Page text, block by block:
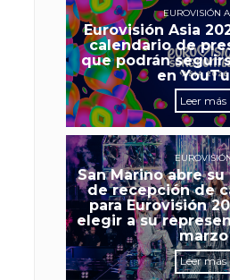
EUROVISIÓN
Eurovisión Asia
calendario de
que podrán
en
Leer más
San Marino abre
de recepción de
para Eurovisión
elegir a su
marzo
Leer más